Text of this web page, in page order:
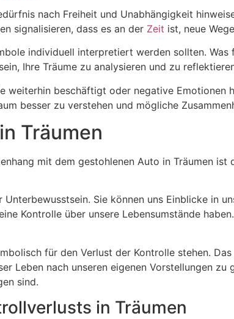
nach Freiheit und Unabhängigkeit
signalisieren, dass es an der Zeit ist, neue
individuell interpretiert werden sollten.
Ihre Träume zu analysieren und zu
weiterhin beschäftigt oder negative Emotionen
besser zu verstehen und mögliche
Träumen
mit dem gestohlenen Auto in Träumen
Sie können uns Einblicke in
Kontrolle über unsere Lebensumstände
für den Verlust der Kontrolle stehen.
Leben nach unseren eigenen Vorstellungen
sind.
in Träumen